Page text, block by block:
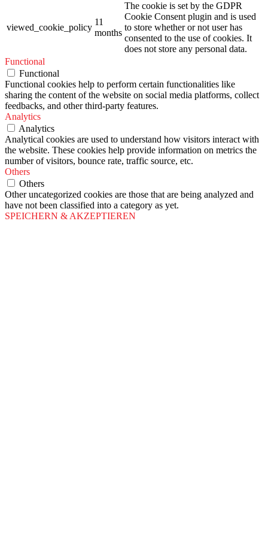
viewed_cookie_policy
11
months
The cookie is set by the GDPR
Cookie Consent plugin and is used
to store whether or not user has
consented to the use of cookies. It
does not store any personal data.
Functional
Functional
Functional cookies help to perform certain functionalities like
sharing the content of the website on social media platforms, collect
feedbacks, and other third-party features.
Analytics
Analytics
Analytical cookies are used to understand how visitors interact with
the website. These cookies help provide information on metrics the
number of visitors, bounce rate, traffic source, etc.
Others
Others
Other uncategorized cookies are those that are being analyzed and
have not been classified into a category as yet.
SPEICHERN & AKZEPTIEREN